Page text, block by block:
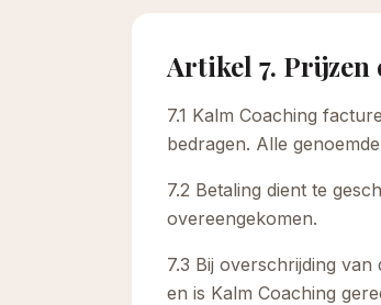
Artikel 7. Prijzen
7.1 Kalm Coaching
bedragen. Alle
7.2 Betaling dient te
overeengekomen.
7.3 Bij overschrijding
en is Kalm Coaching